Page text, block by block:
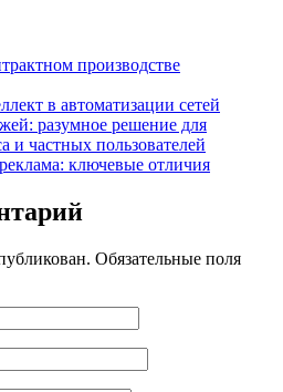
производстве
в автоматизации сетей
разумное решение для
и частных пользователей
ключевые отличия
Обязательные поля